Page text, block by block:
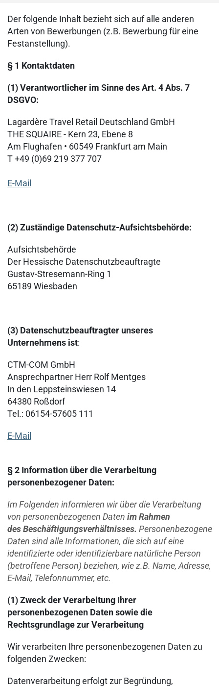
Der folgende Inhalt bezieht sich auf alle anderen
Arten von Bewerbungen (z.B. Bewerbung für eine
Festanstellung).
§ 1 Kontaktdaten
(1) Verantwortlicher im Sinne des Art. 4 Abs. 7
DSGVO:
Lagardère Travel Retail Deutschland GmbH
THE SQUAIRE - Kern 23, Ebene 8
Am Flughafen • 60549 Frankfurt am Main
T +49 (0)69 219 377 707
E-Mail
(2) Zuständige Datenschutz-Aufsichtsbehörde:
Aufsichtsbehörde
Der Hessische Datenschutzbeauftragte
Gustav-Stresemann-Ring 1
65189 Wiesbaden
(3) Datenschutzbeauftragter unseres
Unternehmens ist:
CTM-COM GmbH
Ansprechpartner Herr Rolf Mentges
In den Leppsteinswiesen 14
64380 Roßdorf
Tel.: 06154-57605 111
E-Mail
§ 2 Information über die Verarbeitung
personenbezogener Daten:
Im Folgenden informieren wir über die Verarbeitung
von personenbezogenen Daten im Rahmen
desBeschäftigungsverhältnisses. Personenbezogene
Daten sind alle Informationen, die sich auf eine
identifizierte oder identifizierbare natürliche Person
(betroffene Person) beziehen, wie z.B. Name, Adresse,
E-Mail, Telefonnummer, etc.
(1)Zweck der Verarbeitung Ihrer
personenbezogenen Daten sowie die
Rechtsgrundlage zur Verarbeitung
Wir verarbeiten Ihre personenbezogenen Daten zu
folgenden Zwecken:
Datenverarbeitung erfolgt zur Begründung,